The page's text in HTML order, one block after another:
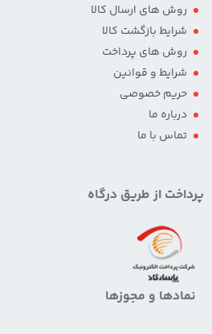
روش های ارسال کالا
شرایط بازگشت کالا
روش های پرداخت
شرایط و قوانین
حریم خصوصی
درباره ما
تماس با ما
پرداخت از طریق درگاه
نمادها و مجوزها